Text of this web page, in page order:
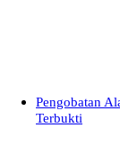
Pengobatan
Terbukti